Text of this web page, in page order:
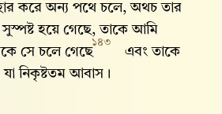
করে অন্য পথে চলে, অথচ তার
হয়ে গেছে, তাকে আমি
সে চলে গেছে
১৪৩
এবং তাকে
যা নিকৃষ্টতম আবাস।